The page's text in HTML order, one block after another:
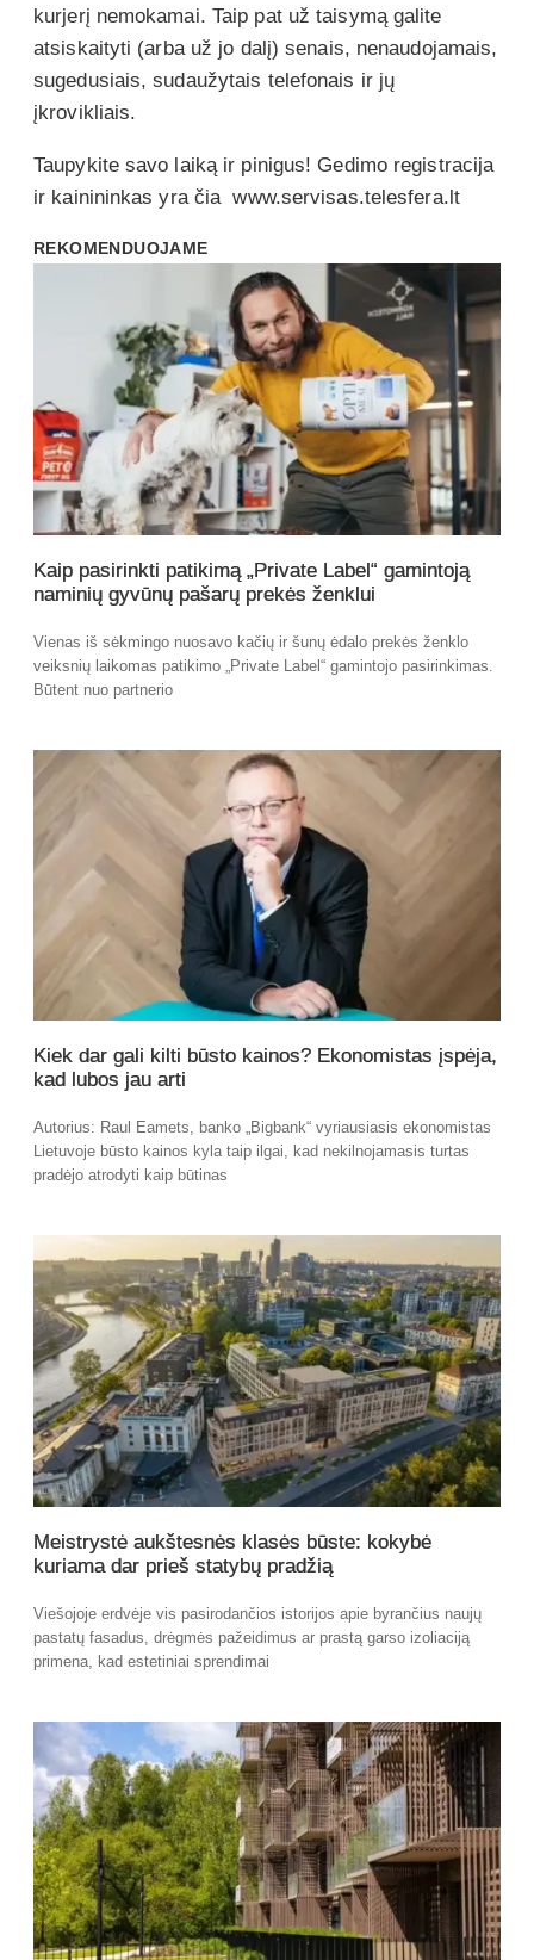
kurjerį nemokamai. Taip pat už taisymą galite
atsiskaityti (arba už jo dalį) senais, nenaudojamais,
sugedusiais, sudaužytais telefonais ir jų
įkrovikliais.
Taupykite savo laiką ir pinigus! Gedimo registracija
ir kainininkas yra čia www.servisas.telesfera.lt
REKOMENDUOJAME
Kaip pasirinkti patikimą „Private Label“ gamintoją
naminių gyvūnų pašarų prekės ženklui
Vienas iš sėkmingo nuosavo kačių ir šunų ėdalo prekės ženklo
veiksnių laikomas patikimo „Private Label“ gamintojo pasirinkimas.
Būtent nuo partnerio
Kiek dar gali kilti būsto kainos? Ekonomistas įspėja,
kad lubos jau arti
Autorius: Raul Eamets, banko „Bigbank“ vyriausiasis ekonomistas
Lietuvoje būsto kainos kyla taip ilgai, kad nekilnojamasis turtas
pradėjo atrodyti kaip būtinas
Meistrystė aukštesnės klasės būste: kokybė
kuriama dar prieš statybų pradžią
Viešojoje erdvėje vis pasirodančios istorijos apie byrančius naujų
pastatų fasadus, drėgmės pažeidimus ar prastą garso izoliaciją
primena, kad estetiniai sprendimai